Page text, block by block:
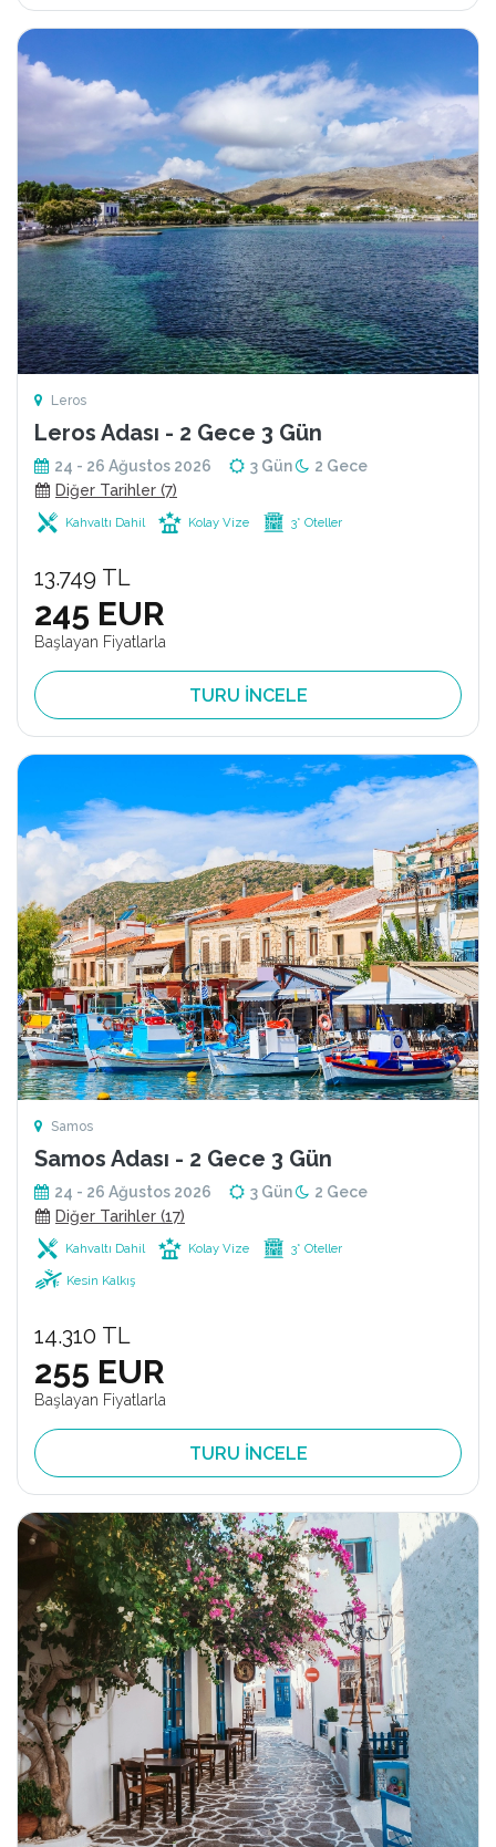
Leros
Leros Adası - 2 Gece 3 Gün
24 - 26 Ağustos 2026 3 Gün
2 Gece
Diğer Tarihler (7)
Kahvaltı Dahil Kolay Vize 3* Oteller
13.749 TL
245 EUR
Başlayan Fiyatlarla
TURU İNCELE
Samos
Samos Adası - 2 Gece 3 Gün
24 - 26 Ağustos 2026 3 Gün
2 Gece
Diğer Tarihler (17)
Kahvaltı Dahil Kolay Vize 3* Oteller
Kesin Kalkış
14.310 TL
255 EUR
Başlayan Fiyatlarla
TURU İNCELE